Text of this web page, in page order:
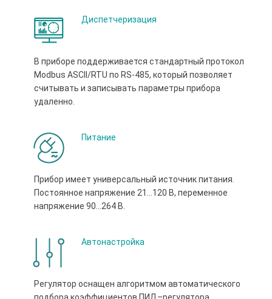
Диспетчеризация
В приборе поддерживается стандартный протокол
Modbus ASCII/RTU по RS-485, который позволяет
считывать и записывать параметры прибора
удаленно.
Питание
Прибор имеет универсальный источник питания.
Постоянное напряжение 21…120 В, переменное
напряжение 90...264 В.
Автонастройка
Регулятор оснащен алгоритмом автоматического